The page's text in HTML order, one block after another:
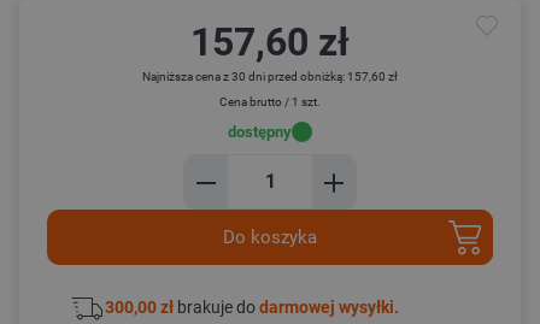
157,60 zł
Najniższa cena z 30 dni przed obniżką: 157,60 zł
Cena brutto / 1 szt.
dostępny
Do koszyka
300,00 zł brakuje dodarmowej wysyłki.